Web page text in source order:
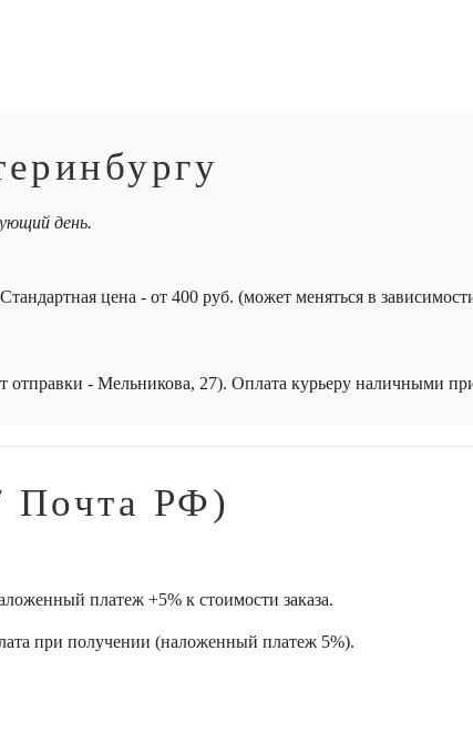
день.
цена - от 400 руб. (может меняться в
отправки - Мельникова, 27). Оплата курьеру наличными
Почта РФ)
платеж +5% к стоимости заказа.
при получении (наложенный платеж 5%).